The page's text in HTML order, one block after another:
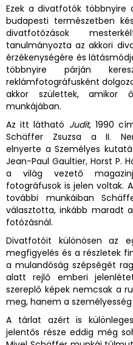
Ezek a divatfotók
budapesti természetben
divatfotózások
tanulmányozta az akkori
érzékenységére és
többnyire párján
reklámfotográfusként
akkor születtek,
munkájában.
Az itt látható Judit, 1990
Schäffer Zsuzsa a II.
elnyerte a Személyes
Jean-Paul Gaultier, Horst P.
a világ vezető
fotográfusok is jelen voltak.
további munkáiban
választotta, inkább maradt
fotózásnál.
Divatfotóit különösen az
megfigyelés és a részletek
a mulandóság szépségét
alatt rejlő emberi
szereplő képek nemcsak a
meg, hanem a személyesség
A tárlat azért is
jelentős része eddig még